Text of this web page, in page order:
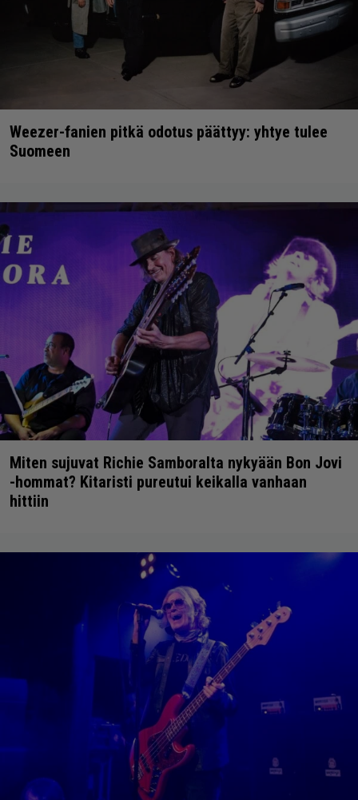
Weezer-fanien pitkä odotus päättyy: yhtye tulee
Suomeen
Miten sujuvat Richie Samboralta nykyään Bon Jovi
-hommat? Kitaristi pureutui keikalla vanhaan
hittiin